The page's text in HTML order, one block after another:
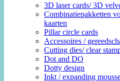
3D laser cards/ 3D
Combinatiepakketten
kaarten
Pillar circle cards
Accessoires /
Cutting dies/ clear
Dot and DO
Dotty design
Inkt / expanding